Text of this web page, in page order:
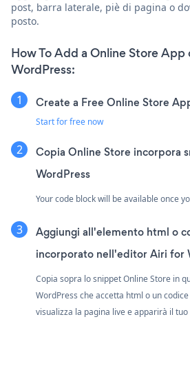
post, barra laterale, piè di pagina o
posto.
How To Add a Online Store App
WordPress:
Create a Free Online Store
Start for free now
Copia Online Store incorpora
WordPress
Your code block will be available once
Aggiungi all'elemento html o
incorporato nell'editor Airi for
Copia sopra lo snippet Online Store in
WordPress che accetta html o un
visualizza la pagina live e apparirà il tuo